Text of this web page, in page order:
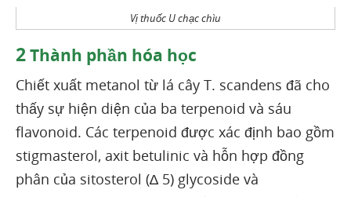
Vị thuốc U chạc chìu
2Thành phần hóa học
Chiết xuất metanol từ lá cây T. scandens đã cho
thấy sự hiện diện của ba terpenoid và sáu
flavonoid. Các terpenoid được xác định bao gồm
stigmasterol, axit betulinic và hỗn hợp đồng
phân của sitosterol (∆ 5) glycoside và